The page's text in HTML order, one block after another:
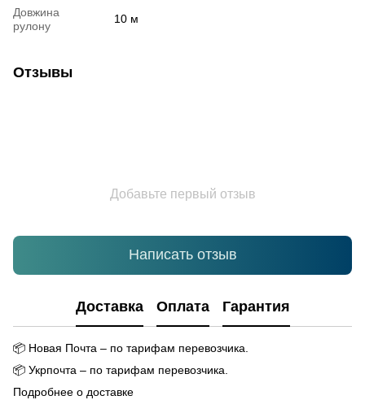
Довжина
рулону
10 м
Отзывы
Добавьте первый отзыв
Написать отзыв
Доставка Оплата Гарантия
📦 Новая Почта – по тарифам перевозчика.
📦 Укрпочта – по тарифам перевозчика.
Подробнее о доставке